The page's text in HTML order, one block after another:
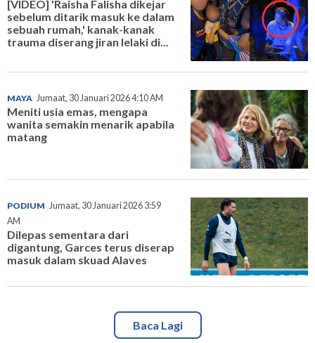
[VIDEO] 'Raisha Falisha dikejar
sebelum ditarik masuk ke dalam
sebuah rumah,' kanak-kanak
trauma diserang jiran lelaki di...
MAYA Jumaat, 30 Januari 2026 4:10 AM
Meniti usia emas, mengapa
wanita semakin menarik apabila
matang
PODIUM Jumaat, 30 Januari 2026 3:59
AM
Dilepas sementara dari
digantung, Garces terus diserap
masuk dalam skuad Alaves
Baca Lagi